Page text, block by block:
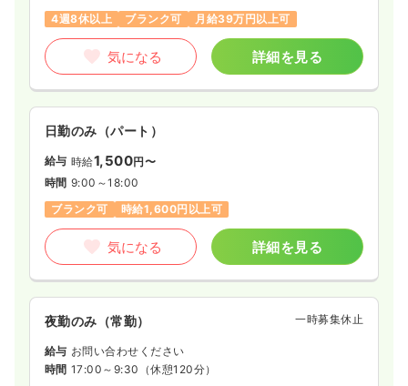
4週8休以上
ブランク可 月給39万円以上可
気になる 詳細を見る
日勤のみ（パート）
給与 時給1,500円〜
時間 9:00～18:00
ブランク可
時給1,600円以上可
気になる 詳細を見る
夜勤のみ（常勤） 一時募集休止
給与 お問い合わせください
時間 17:00～9:30 （休憩120分）